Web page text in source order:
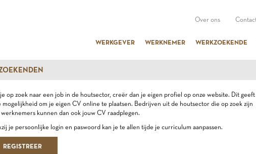
Over ons
WERKGEVER WERKNEMER WERKZOEKENDE
op zoek naar een job in de houtsector, creër dan je eigen profiel op onze website. Dit geeft
mogelijkheid om je eigen CV online te plaatsen. Bedrijven uit de houtsector die op zoek zijn
werknemers kunnen dan ook jouw CV raadplegen.
je persoonlijke login en paswoord kan je te allen tijde je curriculum aanpassen.
REGISTREER